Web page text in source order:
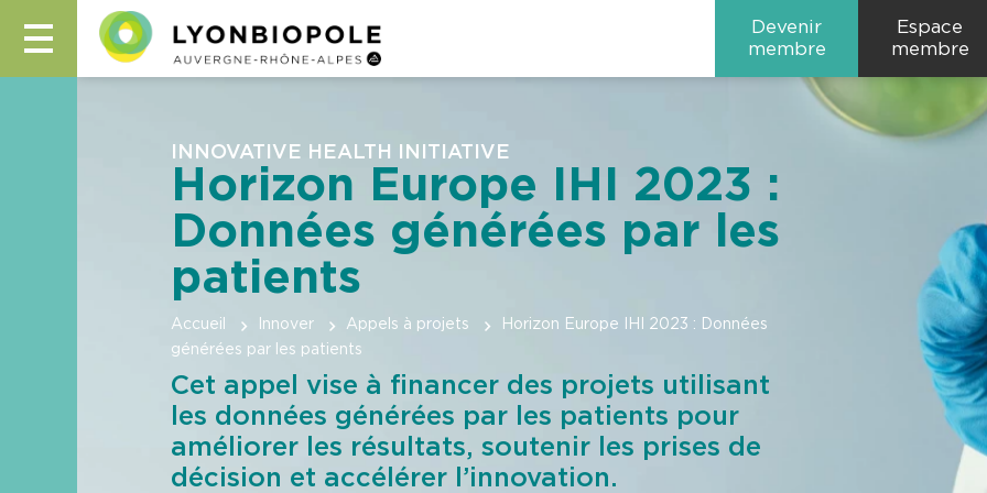
Devenir
membre
Espace
membre
INNOVATIVE HEALTH INITIATIVE
Horizon Europe IHI 2023 :
Données générées par les
patients
Accueil Innover Appels à projets
Horizon Europe IHI 2023 : Données
générées par les patients
Cet appel vise à financer des projets utilisant
les données générées par les patients pour
améliorer les résultats, soutenir les prises de
décision et accélérer l’innovation.